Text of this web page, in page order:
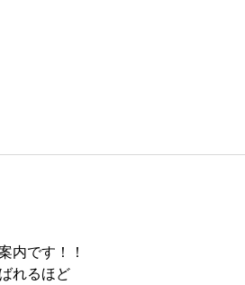
内です！！
れるほど